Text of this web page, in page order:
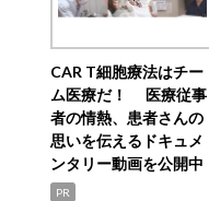
CAR T細胞療法はチー
ム医療だ！ 医療従事
者の情熱、患者さんの
思いを伝えるドキュメ
ンタリー動画を公開中
PR